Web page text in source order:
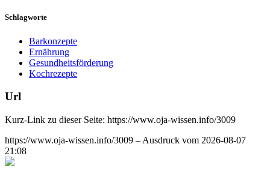
Schlagworte
Barkonzepte
Ernährung
Gesundheitsförderung
Kochrezepte
Url
Kurz-Link zu dieser Seite: https://www.oja-wissen.info/3009
https://www.oja-wissen.info/3009 – Ausdruck vom 2026-08-07
21:08